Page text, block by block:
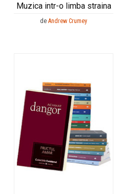
Muzica intr-o limba straina
de Andrew Crumey